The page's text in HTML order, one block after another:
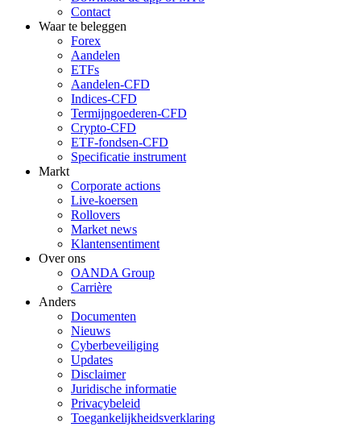
Contact
Waar te beleggen
Forex
Aandelen
ETFs
Aandelen-CFD
Indices-CFD
Termijngoederen-CFD
Crypto-CFD
ETF-fondsen-CFD
Specificatie instrument
Markt
Corporate actions
Live-koersen
Rollovers
Market news
Klantensentiment
Over ons
OANDA Group
Carrière
Anders
Documenten
Nieuws
Cyberbeveiliging
Updates
Disclaimer
Juridische informatie
Privacybeleid
Toegankelijkheidsverklaring